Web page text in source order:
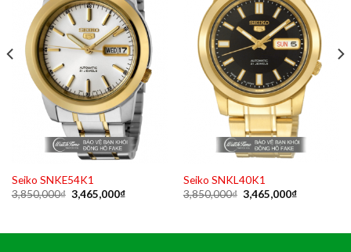
Seiko SNKE54K1
3,850,000₫ Original
price
3,465,000₫Current
Seiko SNKL40K1
3,850,000₫ Original
price
3,465,000₫Current